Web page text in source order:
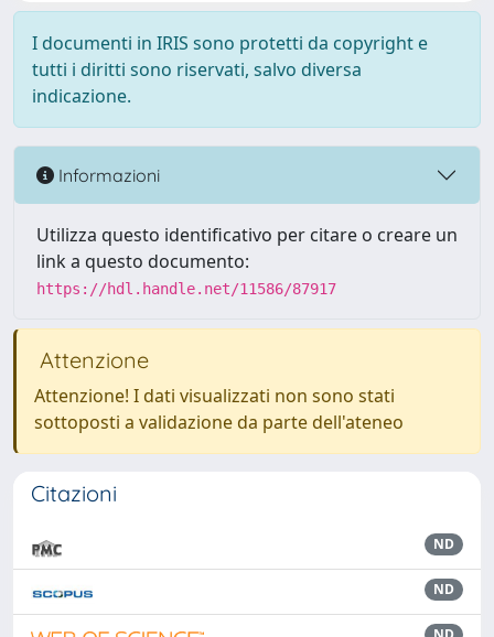
I documenti in IRIS sono protetti da copyright e
tutti i diritti sono riservati, salvo diversa
indicazione.
Informazioni
Utilizza questo identificativo per citare o creare un
link a questo documento:
https://hdl.handle.net/11586/87917
Attenzione
Attenzione! I dati visualizzati non sono stati
sottoposti a validazione da parte dell'ateneo
Citazioni
ND
ND